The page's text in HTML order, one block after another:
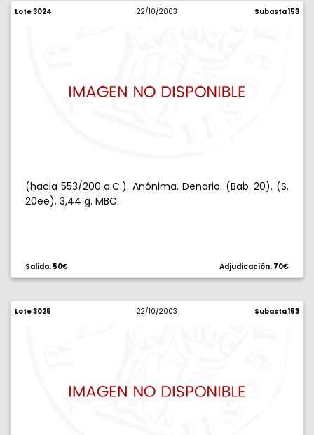
Lote 3024 22/10/2003 Subasta 153
(hacia 553/200 a.C.). Anónima. Denario. (Bab. 20). (S.
20ee). 3,44 g. MBC.
Salida: 50€ Adjudicación: 70€
Lote 3025 22/10/2003 Subasta 153